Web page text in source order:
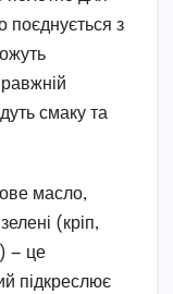
поєднується з
смаку та
масло,
(кріп,
— це
підкреслює